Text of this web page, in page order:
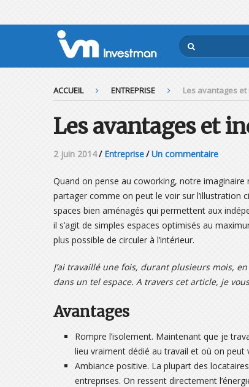
ACCUEIL ENTREPRISE Les avantages
Les avantages et
2 juin 2014/ Entreprise/ Un commentaire
Quand on pense au coworking, notre
partager comme on peut le voir sur l’illustration
spaces bien aménagés qui permettent aux
il s’agit de simples espaces optimisés au
plus possible de circuler à l’intérieur.
J’ai travaillé une fois, durant plusieurs mois,
dans un tel espace. A travers cet article, je
Avantages
Rompre l’isolement. Maintenant que je
lieu vraiment dédié au travail et où on peut
Ambiance positive. La plupart des
entreprises. On ressent directement